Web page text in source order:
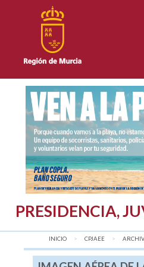
PRESIDENCIA,
INICIO CPJAEE